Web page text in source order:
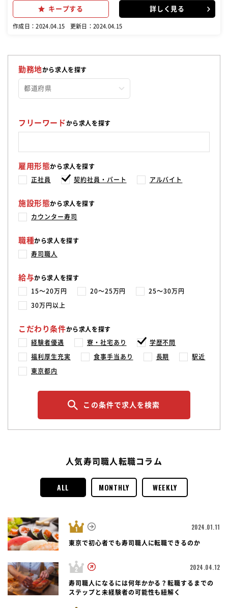
ウンター内での寿司の握り ・寿司に関するメニューの構成 ・食材や店
内の衛生管理 など ☆お寿司屋さんでの勤務経験が活かせる！ お寿司
に、調理における教育等は充実させていく予定です。
キープする 詳しく見る
作成日：2024.04.15 更新日：2024.04.15
勤務地から求人を探す
フリーワードから求人を探す
雇用形態から求人を探す
正社員 契約社員・パート アルバイト
施設形態から求人を探す
カウンター寿司
職種から求人を探す
寿司職人
給与から求人を探す
15〜20万円 20〜25万円 25〜30万円
30万円以上
こだわり条件から求人を探す
経験者優遇 寮・社宅あり 学歴不問
福利厚生充実 食事手当あり 長期 駅近
東京都内
この条件で求人を検索
人気寿司職人転職コラム
ALL MONTHLY WEEKLY
2024.01.11
東京で初心者でも寿司職人に転職できるのか
2024.04.12
寿司職人になるには何年かかる？転職するまでの
ステップと未経験者の可能性も紐解く